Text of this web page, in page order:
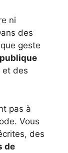
ni
des
geste
et des
pas à
Vous
des
de